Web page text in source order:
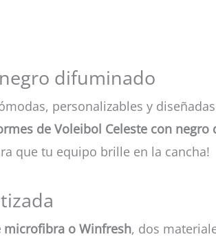
difuminado
personalizables y
de Voleibol Celeste con
que tu equipo brille en la cancha!
microfibra o Winfresh, dos